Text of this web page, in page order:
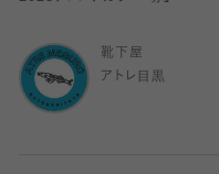
靴下屋
アトレ目黒